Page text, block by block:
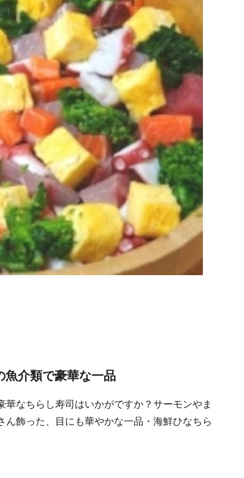
魚介類で豪華な一品
なちらし寿司はいかがですか？サーモンやま
飾った、目にも華やかな一品・海鮮ひなちら